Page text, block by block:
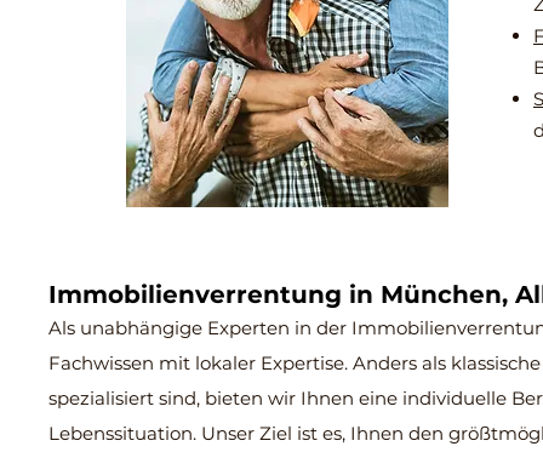
Immobilienverrentung in München,
Als unabhängige Experten in der
Fachwissen mit lokaler Expertise. Anders als
spezialisiert sind, bieten wir Ihnen eine individuelle
Lebenssituation. Unser Ziel ist es, Ihnen den